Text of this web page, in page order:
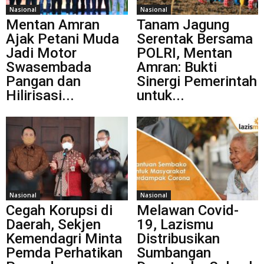
Nasional
Mentan Amran
Ajak Petani Muda
Jadi Motor
Swasembada
Pangan dan
Hilirisasi...
Nasional
Tanam Jagung
Serentak Bersama
POLRI, Mentan
Amran: Bukti
Sinergi Pemerintah
untuk...
Nasional
Cegah Korupsi di
Daerah, Sekjen
Kemendagri Minta
Pemda Perhatikan
Nasional
Melawan Covid-
19, Lazismu
Distribusikan
Sumbangan